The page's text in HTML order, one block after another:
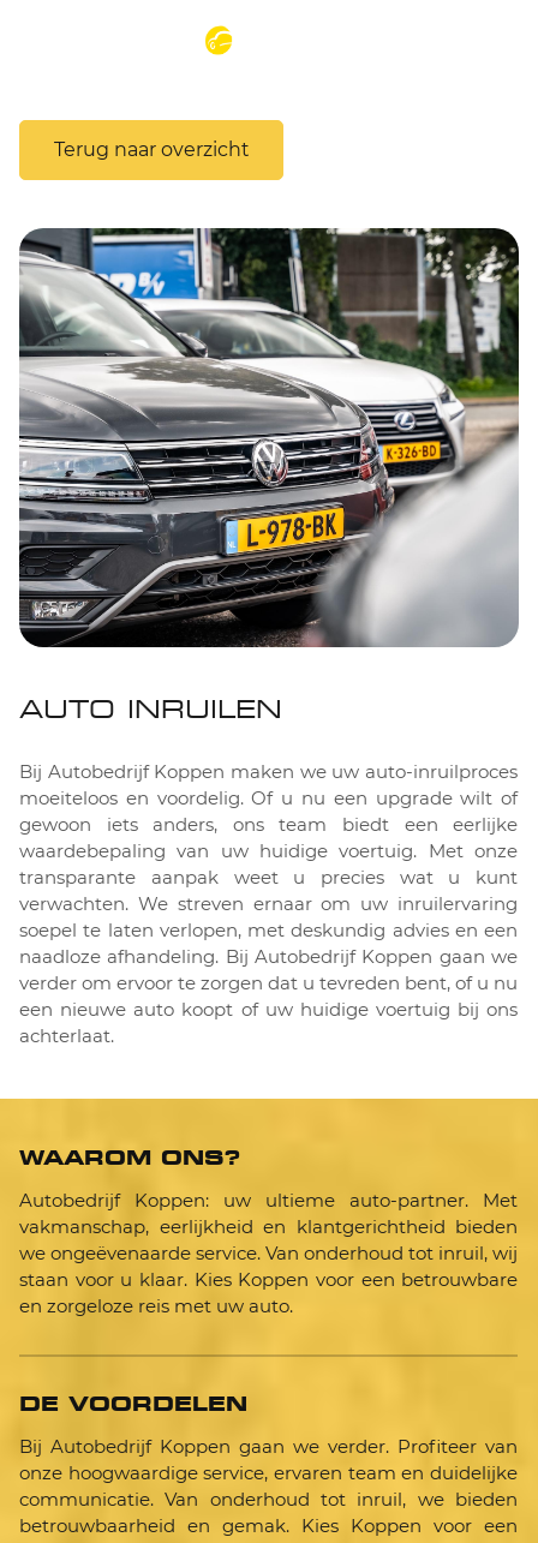
Terug naar overzicht
AUTO INRUILEN
Bij Autobedrijf Koppen maken we uw auto-inruilproces
moeiteloos en voordelig. Of u nu een upgrade wilt of
gewoon iets anders, ons team biedt een eerlijke
waardebepaling van uw huidige voertuig. Met onze
transparante aanpak weet u precies wat u kunt
verwachten. We streven ernaar om uw inruilervaring
soepel te laten verlopen, met deskundig advies en een
naadloze afhandeling. Bij Autobedrijf Koppen gaan we
verder om ervoor te zorgen dat u tevreden bent, of u nu
een nieuwe auto koopt of uw huidige voertuig bij ons
achterlaat.
WAAROM ONS?
Autobedrijf Koppen: uw ultieme auto-partner. Met
vakmanschap, eerlijkheid en klantgerichtheid bieden
we ongeëvenaarde service. Van onderhoud tot inruil, wij
staan voor u klaar. Kies Koppen voor een betrouwbare
en zorgeloze reis met uw auto.
DE VOORDELEN
Bij Autobedrijf Koppen gaan we verder. Profiteer van
onze hoogwaardige service, ervaren team en duidelijke
communicatie. Van onderhoud tot inruil, we bieden
betrouwbaarheid en gemak. Kies Koppen voor een